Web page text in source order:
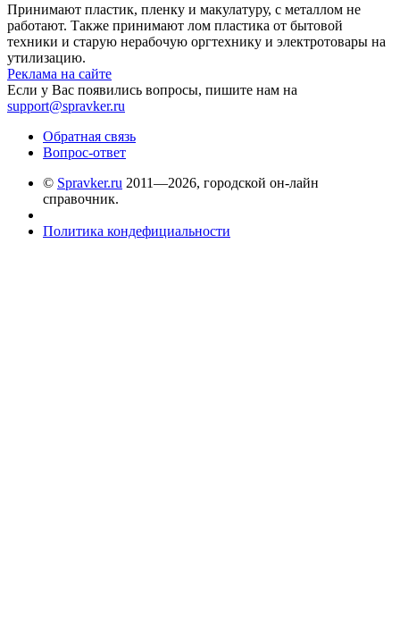
Принимают пластик, пленку и макулатуру, с металлом не
работают. Также принимают лом пластика от бытовой
техники и старую нерабочую оргтехнику и электротовары на
утилизацию.
Реклама на сайте
Если у Вас появились вопросы, пишите нам на
support@spravker.ru
Обратная связь
Вопрос-ответ
© Spravker.ru 2011—2026, городской он-лайн
справочник.
Политика кондефициальности